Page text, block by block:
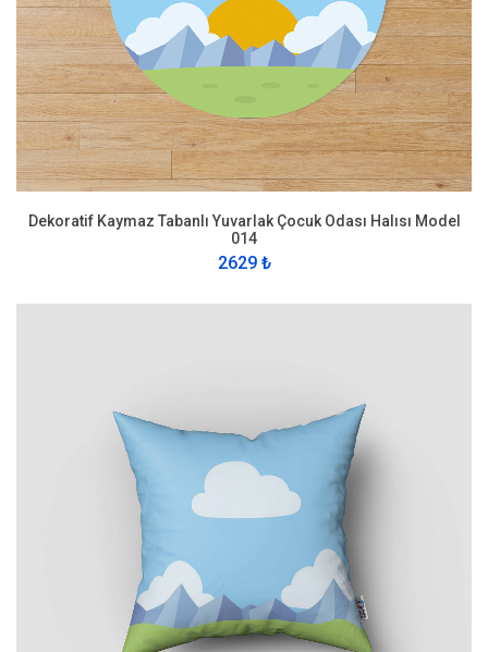
Dekoratif Kaymaz Tabanlı Yuvarlak Çocuk Odası Halısı Model
014
2629 ₺